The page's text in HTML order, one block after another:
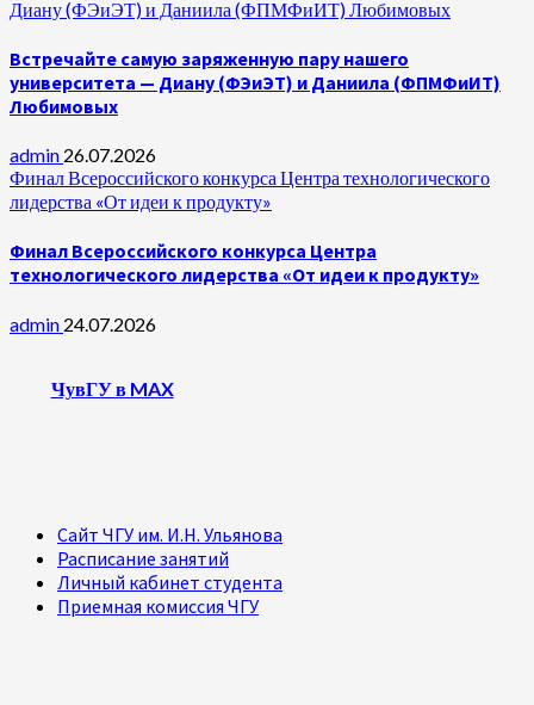
Диану (ФЭиЭТ) и Даниила (ФПМФиИТ) Любимовых
Встречайте самую заряженную пару нашего
университета — Диану (ФЭиЭТ) и Даниила (ФПМФиИТ)
Любимовых
admin 26.07.2026
Финал Всероссийского конкурса Центра технологического
лидерства «От идеи к продукту»
Финал Всероссийского конкурса Центра
технологического лидерства «От идеи к продукту»
admin 24.07.2026
ЧувГУ в MAX
Сайт ЧГУ им. И.Н. Ульянова
Расписание занятий
Личный кабинет студента
Приемная комиссия ЧГУ